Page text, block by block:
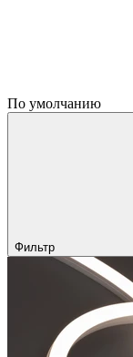
По умолчанию
Фильтр